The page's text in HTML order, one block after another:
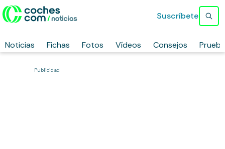
Noticias Fichas Fotos Vídeos Consejos
Suscríbete
Publicidad